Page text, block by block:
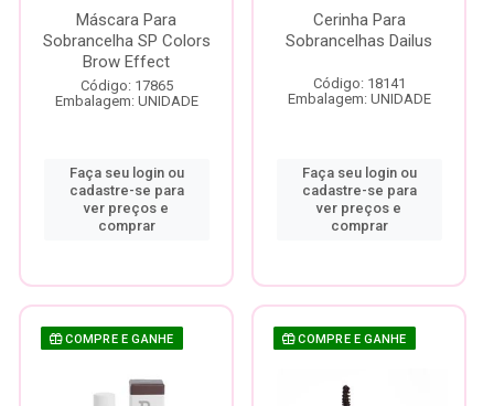
Máscara Para
Sobrancelha SP Colors
Brow Effect
Código: 17865
Embalagem: UNIDADE
Faça seu login ou
cadastre-se para
ver preços e
comprar
Cerinha Para
Sobrancelhas Dailus
Código: 18141
Embalagem: UNIDADE
Faça seu login ou
cadastre-se para
ver preços e
comprar
COMPRE E GANHE COMPRE E GANHE